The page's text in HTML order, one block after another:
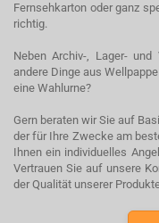
Fernsehkarton oder ganz
richtig.
Neben Archiv-, Lager-
andere Dinge aus
eine Wahlurne?
Gern beraten wir Sie auf
der für Ihre Zwecke am
Ihnen ein individuelles
Vertrauen Sie auf unsere
der Qualität unserer